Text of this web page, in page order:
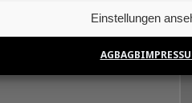
Einstellungen
AGBAGB